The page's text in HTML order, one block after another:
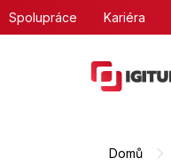
naSpolupráce Kariéra
Domů